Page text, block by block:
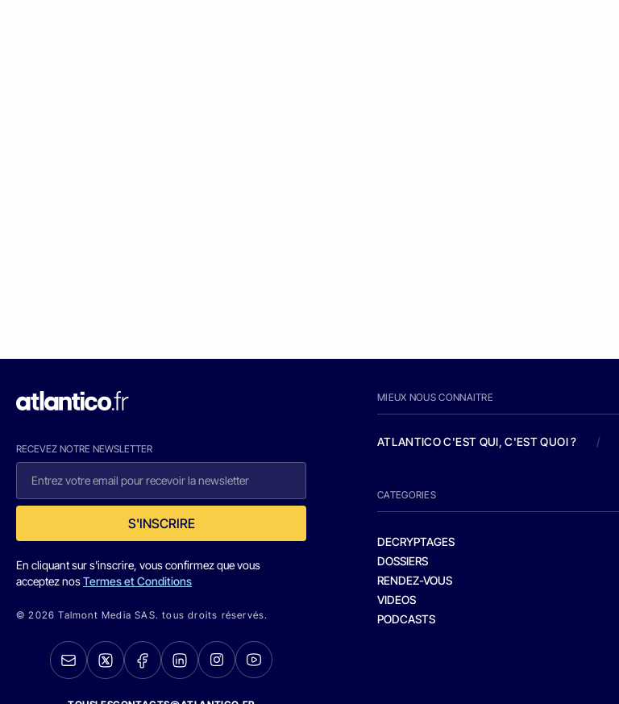
RECEVEZ NOTRE NEWSLETTER
S'INSCRIRE
En cliquant sur s'inscrire, vous confirmez que vous
acceptez nosTermes et Conditions
© 2026 Talmont Media SAS. tous droits réservés.
MIEUX NOUS CONNAITRE
ATLANTICO C'EST QUI, C'EST QUOI ? /
CATEGORIES
DECRYPTAGES
DOSSIERS
RENDEZ-VOUS
VIDEOS
PODCASTS